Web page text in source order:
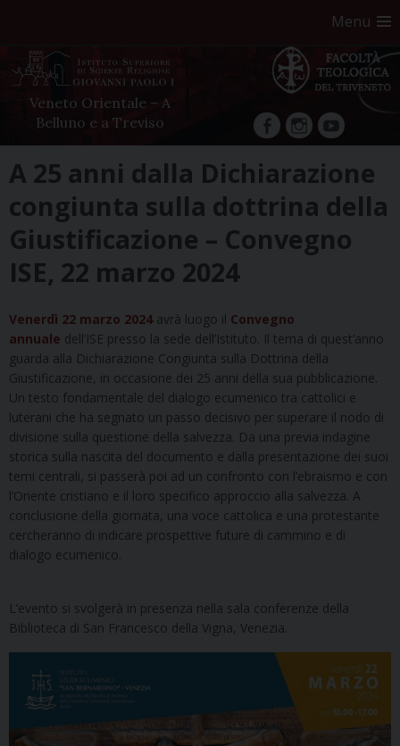
Menu
Veneto Orientale – A
Belluno e a Treviso
facebookInstagram
YouTube
to
content
A 25 anni dalla Dichiarazione
congiunta sulla dottrina della
Giustificazione – Convegno
ISE, 22 marzo 2024
Venerdì 22 marzo 2024avrà luogo il Convegno
annuale dell’ISE presso la sede dell’Istituto. Il tema di quest’anno
guarda alla Dichiarazione Congiunta sulla Dottrina della
Giustificazione, in occasione dei 25 anni della sua pubblicazione.
Un testo fondamentale del dialogo ecumenico tra cattolici e
luterani che ha segnato un passo decisivo per superare il nodo di
divisione sulla questione della salvezza. Da una previa indagine
storica sulla nascita del documento e dalla presentazione dei suoi
temi centrali, si passerà poi ad un confronto con l’ebraismo e con
l’Oriente cristiano e il loro specifico approccio alla salvezza. A
conclusione della giornata, una voce cattolica e una protestante
cercheranno di indicare prospettive future di cammino e di
dialogo ecumenico.
L’evento si svolgerà in presenza nella sala conferenze della
Biblioteca di San Francesco della Vigna, Venezia.